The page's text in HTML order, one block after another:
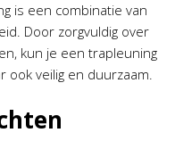
is een combinatie van
Door zorgvuldig over
kun je een trapleuning
ook veilig en duurzaam.